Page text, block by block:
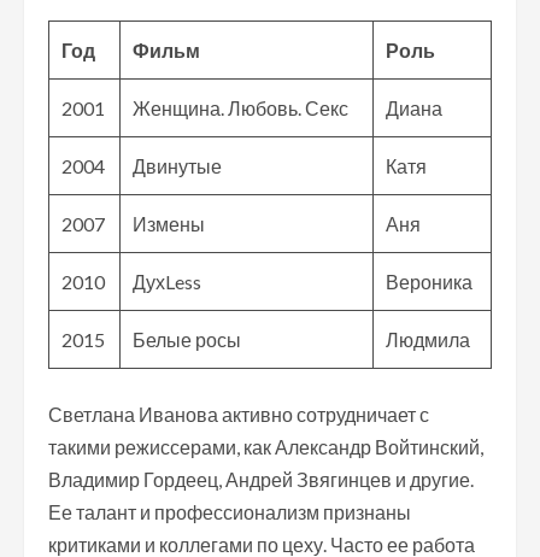
Год Фильм Роль
2001 Женщина. Любовь. Секс Диана
2004 Двинутые Катя
2007 Измены Аня
2010 ДухLess Вероника
2015 Белые росы Людмила
Светлана Иванова активно сотрудничает с
такими режиссерами, как Александр Войтинский,
Владимир Гордеец, Андрей Звягинцев и другие.
Ее талант и профессионализм признаны
критиками и коллегами по цеху. Часто ее работа